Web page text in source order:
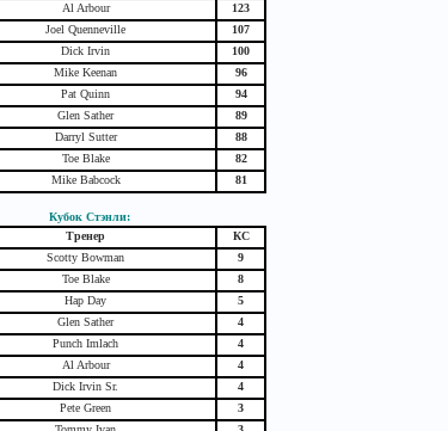
Al Arbour
123
Joel Quenneville
107
Dick Irvin
100
Mike Keenan
96
Pat Quinn
94
Glen Sather
89
Darryl Sutter
88
Toe Blake
82
Mike Babcock 81
Кубок Стэнли:
Тренер
КС
Scotty Bowman
9
Toe Blake
8
Hap Day
5
Glen Sather
4
Punch Imlach
4
Al Arbour
4
Dick Irvin Sr.
4
Pete Green
3